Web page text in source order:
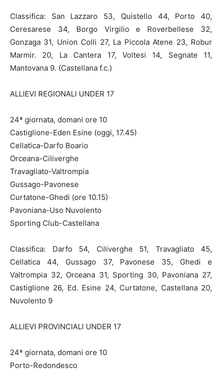
Classifica: San Lazzaro 53, Quistello 44, Porto 40,
Ceresarese 34, Borgo Virgilio e Roverbellese 32,
Gonzaga 31, Union Colli 27, La Piccola Atene 23, Robur
Marmir. 20, La Cantera 17, Voltesi 14, Segnate 11,
Mantovana 9. (Castellana f.c.)
ALLIEVI REGIONALI UNDER 17
24ª giornata, domani ore 10
Castiglione-Eden Esine (oggi, 17.45)
Cellatica-Darfo Boario
Orceana-Ciliverghe
Travagliato-Valtrompia
Gussago-Pavonese
Curtatone-Ghedi (ore 10.15)
Pavoniana-Uso Nuvolento
Sporting Club-Castellana
Classifica: Darfo 54, Ciliverghe 51, Travagliato 45,
Cellatica 44, Gussago 37, Pavonese 35, Ghedi e
Valtrompia 32, Orceana 31, Sporting 30, Pavoniana 27,
Castiglione 26, Ed. Esine 24, Curtatone, Castellana 20,
Nuvolento 9
ALLIEVI PROVINCIALI UNDER 17
24ª giornata, domani ore 10
Porto-Redondesco